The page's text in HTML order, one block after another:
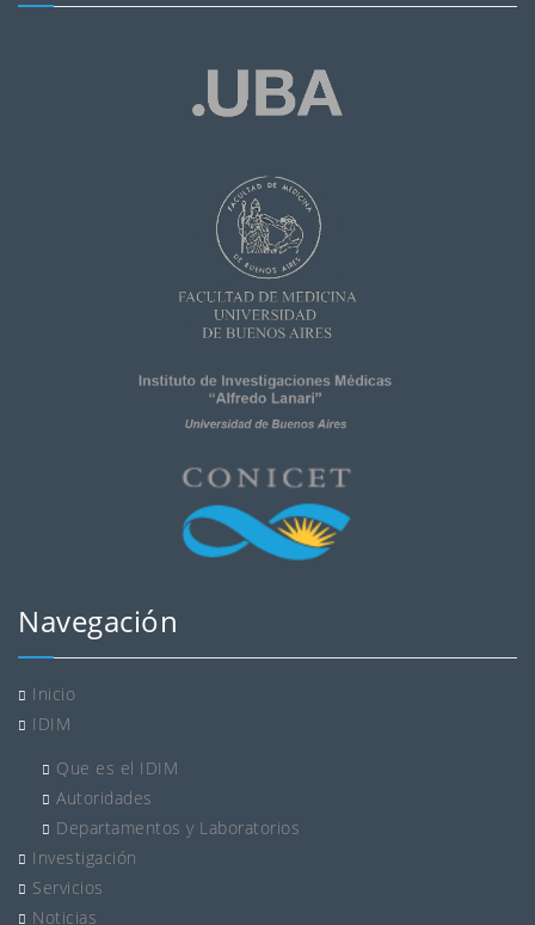
Navegación
Inicio
IDIM
Que es el IDIM
Autoridades
Departamentos y Laboratorios
Investigación
Servicios
Noticias